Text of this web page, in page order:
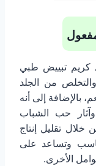
كريم تبييض طبي
من الجلد
بالإضافة إلى أنه
حب الشباب
خلال تقليل إنتاج
وتساعد على
الأخرى.